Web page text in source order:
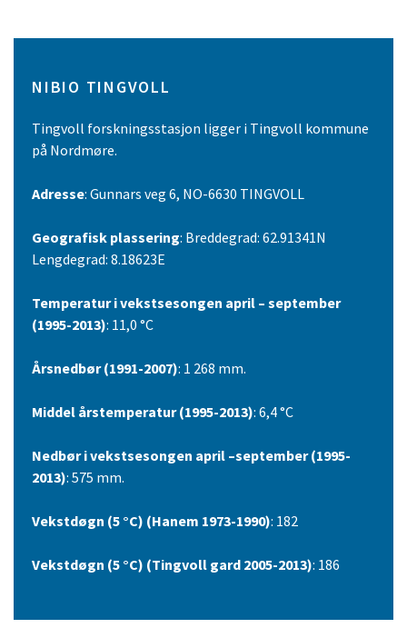
NIBIO TINGVOLL
Tingvoll forskningsstasjon ligger i Tingvoll kommune
på Nordmøre.
Adresse: Gunnars veg 6, NO-6630 TINGVOLL
Geografisk plassering: Breddegrad: 62.91341N
Lengdegrad: 8.18623E
Temperatur i vekstsesongen april – september
(1995-2013): 11,0 °C
Årsnedbør (1991-2007): 1 268 mm.
Middel årstemperatur (1995-2013): 6,4 °C
Nedbør i vekstsesongen april –september (1995-
2013): 575 mm.
Vekstdøgn (5 °C) (Hanem 1973-1990): 182
Vekstdøgn (5 °C) (Tingvoll gard 2005-2013): 186